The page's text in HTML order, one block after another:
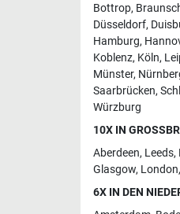
Bottrop,
Düsseldorf,
Hamburg,
Koblenz, Köln,
Münster,
Saarbrücken,
Würzburg
10X IN
Aberdeen, Leeds,
Glasgow, London,
6X IN DEN